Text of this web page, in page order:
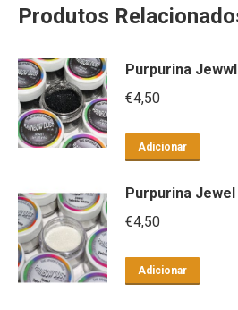
Produtos
Purpurina
€4,50
Adicionar
Purpurina
€4,50
Adicionar